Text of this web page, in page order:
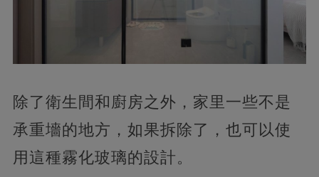
除了衛生間和廚房之外，家里一些不是
承重墻的地方，如果拆除了，也可以使
用這種霧化玻璃的設計。